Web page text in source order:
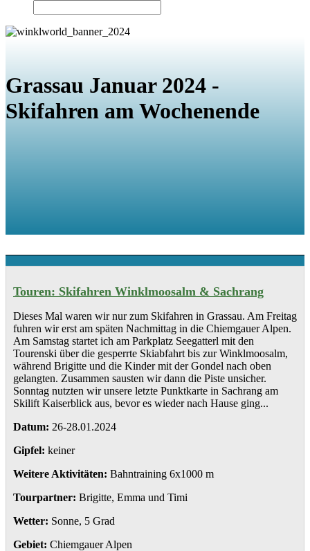
Grassau Januar 2024 -
Skifahren am Wochenende
Touren: Skifahren Winklmoosalm & Sachrang
Dieses Mal waren wir nur zum Skifahren in Grassau. Am Freitag
fuhren wir erst am späten Nachmittag in die Chiemgauer Alpen.
Am Samstag startet ich am Parkplatz Seegatterl mit den
Tourenski über die gesperrte Skiabfahrt bis zur Winklmoosalm,
während Brigitte und die Kinder mit der Gondel nach oben
gelangten. Zusammen sausten wir dann die Piste unsicher.
Sonntag nutzten wir unsere letzte Punktkarte in Sachrang am
Skilift Kaiserblick aus, bevor es wieder nach Hause ging...
Datum: 26-28.01.2024
Gipfel: keiner
Weitere Aktivitäten: Bahntraining 6x1000 m
Tourpartner: Brigitte, Emma und Timi
Wetter: Sonne, 5 Grad
Gebiet: Chiemgauer Alpen